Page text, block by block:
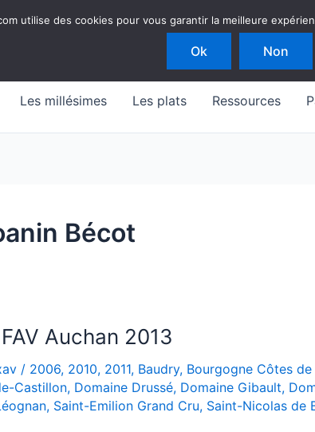
Les millésimes Les plats Ressources
Bécot
Auchan 2013
/ 2006, 2010, 2011, Baudry, Bourgogne Côtes
Castillon, Domaine Drussé, Domaine Gibault,
, Saint-Emilion Grand Cru, Saint-Nicolas de
utilise des cookies pour vous garantir la meilleure
Ok Non